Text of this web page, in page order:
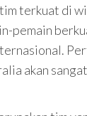
terkuat di
pemain
akan